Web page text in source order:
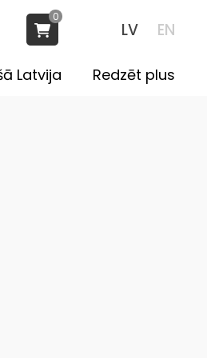
LV EN
0
Redzēt plus
Latvija